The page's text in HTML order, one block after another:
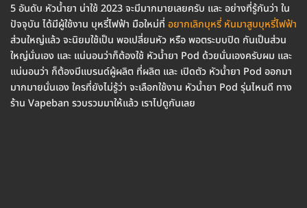
5 อันดับ หัวน้ำยา น่าใช้ 2023 จะมีมากมายเลยครับ และ อย่างที่รู้กันว่า ใน
ปัจจุบัน ได้มีผู้ใช้งาน บุหรี่ไฟฟ้า มือใหม่ที่ อยากเลิกบุหรี่ หันมาสูบบุหรี่ไฟฟ้า
ส่วนใหญ่แล้ว จะนิยมใช้เป็น พอเปลี่ยนหัว หรือ พอตระบบปิด กันเป็นส่วน
ใหญ่นั่นเอง และ แน่นอนว่าก็ต้องใช้ หัวน้ำยา Pod ด้วยนั่นเองครับผม และ
แน่นอนว่า ก็ต้องมีแบรนด์ผู้ผลิต ที่ผลิต และ เปิดตัว หัวน้ำยา Pod ออกมา
มากมายนั่นเอง ใครที่ยังไม่รู้ว่า จะเลือกใช้งาน หัวน้ำยา Pod รุ่นไหนดี ทาง
ร้าน Vapeban รวบรวมมาให้แล้ว เราไปดูกันเลย